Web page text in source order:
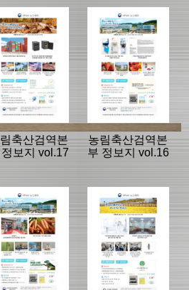
축산검역본
정보지 vol.17
농림축산검역본
부 정보지 vol.16